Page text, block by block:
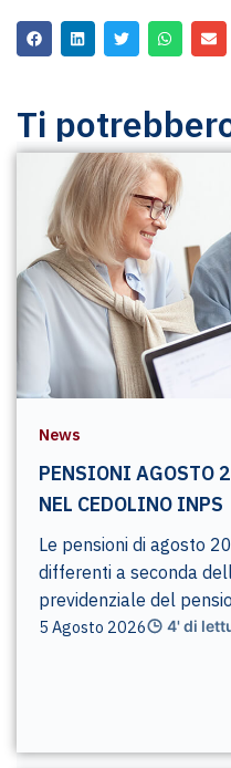
Ti
News
PENSIONI AGOSTO
NEL CEDOLINO INPS
Le pensioni di agosto
differenti a seconda
previdenziale del
5 Agosto 2026 4' di